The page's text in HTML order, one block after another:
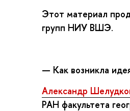
Этот материал
групп НИУ ВШЭ.
— Как возникла
Александр
РАН факультета